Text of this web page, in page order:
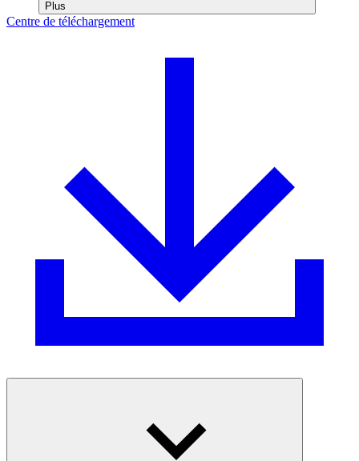
Plus
Centre de téléchargement